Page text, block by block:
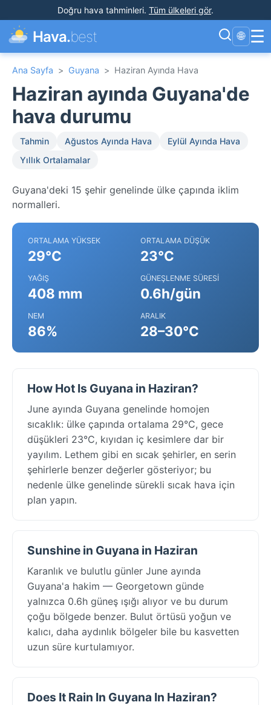
Doğru hava tahminleri. Tüm ülkeleri gör.
Hava.best 🌐 ☰
Ana Sayfa > Guyana > Haziran Ayında Hava
Haziran ayında Guyana'de
hava durumu
Tahmin Ağustos Ayında Hava
Eylül Ayında Hava
Yıllık Ortalamalar
Guyana'deki 15 şehir genelinde ülke çapında iklim
normalleri.
ORTALAMA YÜKSEK
29°C
ORTALAMA DÜŞÜK
23°C
YAĞIŞ
408 mm
GÜNEŞLENME SÜRESI
0.6h/gün
NEM
86%
ARALIK
28–30°C
How Hot Is Guyana in Haziran?
June ayında Guyana genelinde homojen
sıcaklık: ülke çapında ortalama 29°C, gece
düşükleri 23°C, kıyıdan iç kesimlere dar bir
yayılım. Lethem gibi en sıcak şehirler, en serin
şehirlerle benzer değerler gösteriyor; bu
nedenle ülke genelinde sürekli sıcak hava için
plan yapın.
Sunshine in Guyana in Haziran
Karanlık ve bulutlu günler June ayında
Guyana'a hakim — Georgetown günde
yalnızca 0.6h güneş ışığı alıyor ve bu durum
çoğu bölgede benzer. Bulut örtüsü yoğun ve
kalıcı, daha aydınlık bölgeler bile bu kasvetten
uzun süre kurtulamıyor.
Does It Rain In Guyana In Haziran?